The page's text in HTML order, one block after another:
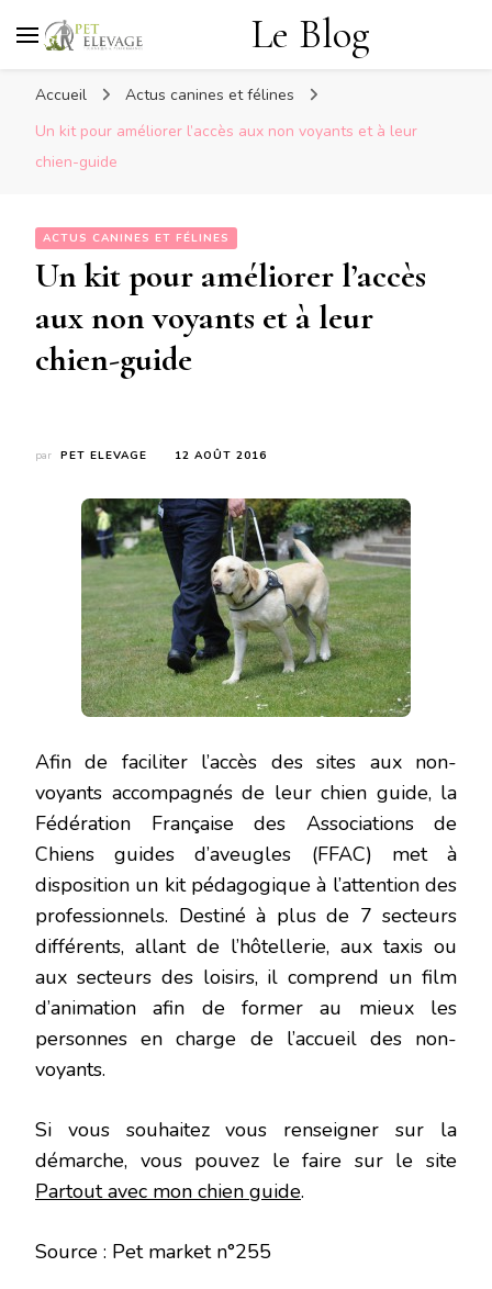
Le Blog
Accueil
Actus canines et félines
Un kit pour améliorer l’accès aux non voyants et à leur
chien-guide
ACTUS CANINES ET FÉLINES
Un kit pour améliorer l’accès
aux non voyants et à leur
chien-guide
par PET ELEVAGE 12 AOÛT 2016
Afin de faciliter l’accès des sites aux non-
voyants accompagnés de leur chien guide, la
Fédération Française des Associations de
Chiens guides d’aveugles (FFAC) met à
disposition un kit pédagogique à l’attention des
professionnels. Destiné à plus de 7 secteurs
différents, allant de l’hôtellerie, aux taxis ou
aux secteurs des loisirs, il comprend un film
d’animation afin de former au mieux les
personnes en charge de l’accueil des non-
voyants.
Si vous souhaitez vous renseigner sur la
démarche, vous pouvez le faire sur le site
Partout avec mon chien guide.
Source : Pet market n°255